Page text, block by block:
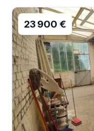
23 900 €